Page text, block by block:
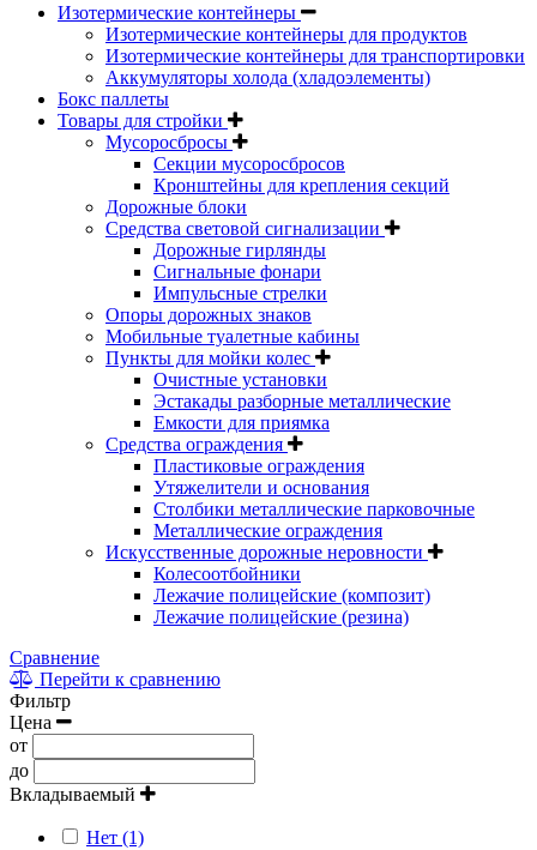
Изотермические контейнеры
Изотермические контейнеры для продуктов
Изотермические контейнеры для транспортировки
Аккумуляторы холода (хладоэлементы)
Бокс паллеты
Товары для стройки
Мусоросбросы
Секции мусоросбросов
Кронштейны для крепления секций
Дорожные блоки
Средства световой сигнализации
Дорожные гирлянды
Сигнальные фонари
Импульсные стрелки
Опоры дорожных знаков
Мобильные туалетные кабины
Пункты для мойки колес
Очистные установки
Эстакады разборные металлические
Емкости для приямка
Средства ограждения
Пластиковые ограждения
Утяжелители и основания
Столбики металлические парковочные
Металлические ограждения
Искусственные дорожные неровности
Колесоотбойники
Лежачие полицейские (композит)
Лежачие полицейские (резина)
Сравнение
Перейти к сравнению
Фильтр
Цена
от
до
Вкладываемый
Нет (1)